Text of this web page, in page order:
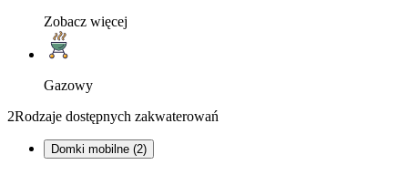
Zobacz więcej
Gazowy
2Rodzaje dostępnych zakwaterowań
Domki mobilne (2)